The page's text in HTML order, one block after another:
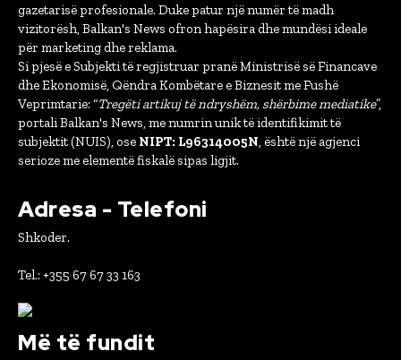
gazetarisë profesionale. Duke patur një numër të madh
vizitorësh, Balkan's News ofron hapësira dhe mundësi ideale
për marketing dhe reklama.
Si pjesë e Subjekti të regjistruar pranë Ministrisë së Financave
dhe Ekonomisë, Qëndra Kombëtare e Biznesit me Fushë
Veprimtarie: “Tregëti artikuj të ndryshëm, shërbime mediatike”,
portali Balkan's News, me numrin unik të identifikimit të
subjektit (NUIS), ose NIPT: L96314005N, është një agjenci
serioze me elementë fiskalë sipas ligjit.
Adresa - Telefoni
Shkoder.
Tel.: +355 67 67 33 163
Më të fundit